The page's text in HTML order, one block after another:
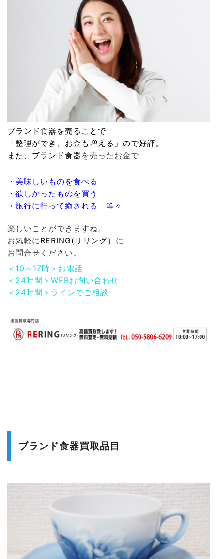
ブランド食器 を売ることで
「整理ができ、お金も増える」ので好評。
また、 ブランド食器 を売ったお金で
・美味しいものを食べる
・欲しかったものを買う
・旅行に行って癒される 等々
楽しいことができますね。
お気軽にRERING(リリング） に
お問合せください。
＜10～17時＞お電話
＜24時間＞WEBお問い合わせ
＜24時間＞ラインでご相談
ブランド食器買取品目